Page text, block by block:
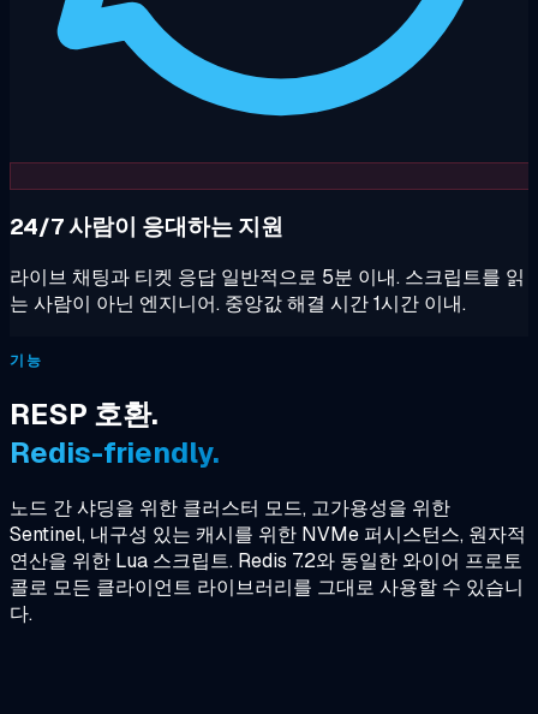
24/7 사람이 응대하는 지원
라이브 채팅과 티켓 응답 일반적으로 5분 이내. 스크립트를 읽
는 사람이 아닌 엔지니어. 중앙값 해결 시간 1시간 이내.
기능
RESP 호환.
Redis-friendly.
노드 간 샤딩을 위한 클러스터 모드, 고가용성을 위한
Sentinel, 내구성 있는 캐시를 위한 NVMe 퍼시스턴스, 원자적
연산을 위한 Lua 스크립트. Redis 7.2와 동일한 와이어 프로토
콜로 모든 클라이언트 라이브러리를 그대로 사용할 수 있습니
다.